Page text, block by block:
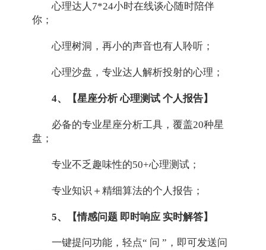
心理达人7*24小时在线谈心随时陪伴
你；
心理树洞，再小的声音也有人聆听；
心理沙盘，专业达人解析投射的心理；
4、【星座分析 心理测试 个人报告】
必备的专业星座分析工具，覆盖20种星
盘；
专业不乏趣味性的50+心理测试；
专业知识＋精细算法的个人报告；
5、【情感问题 即时响应 实时解答】
一键提问功能，轻点“ 问 ”，即可发送问